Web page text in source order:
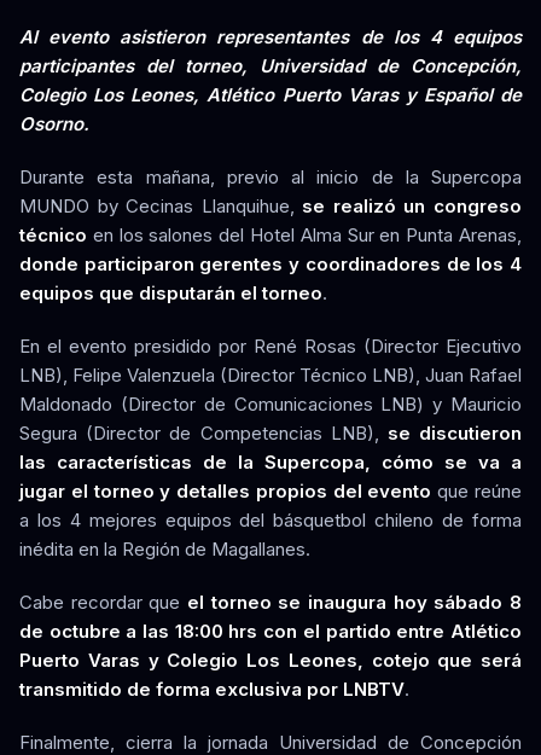
Al evento asistieron representantes de los 4 equipos
participantes del torneo, Universidad de Concepción,
Colegio Los Leones, Atlético Puerto Varas y Español de
Osorno.
Durante esta mañana, previo al inicio de la Supercopa
MUNDO by Cecinas Llanquihue, se realizó un congreso
técnico en los salones del Hotel Alma Sur en Punta Arenas,
donde participaron gerentes y coordinadores de los 4
equipos que disputarán el torneo.
En el evento presidido por René Rosas (Director Ejecutivo
LNB), Felipe Valenzuela (Director Técnico LNB), Juan Rafael
Maldonado (Director de Comunicaciones LNB) y Mauricio
Segura (Director de Competencias LNB), se discutieron
las características de la Supercopa, cómo se va a
jugar el torneo y detalles propios del evento que reúne
a los 4 mejores equipos del básquetbol chileno de forma
inédita en la Región de Magallanes.
Cabe recordar que el torneo se inaugura hoy sábado 8
de octubre a las 18:00 hrs con el partido entre Atlético
Puerto Varas y Colegio Los Leones, cotejo que será
transmitido de forma exclusiva por LNBTV.
Finalmente, cierra la jornada Universidad de Concepción